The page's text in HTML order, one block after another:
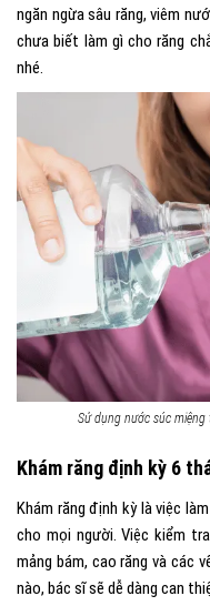
ngăn ngừa sâu răng, viêm
chưa biết làm gì cho răng
nhé.
Sử dụng nước súc
Khám răng định kỳ 6
Khám răng định kỳ là việc
cho mọi người. Việc kiểm
mảng bám, cao răng và các
nào, bác sĩ sẽ dễ dàng can